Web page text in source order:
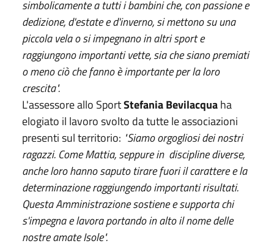
simbolicamente a tutti i bambini che, con passione e
dedizione, d'estate e d'inverno, si mettono su una
piccola vela o si impegnano in altri sport e
raggiungono importanti vette, sia che siano premiati
o meno ciò che fanno è importante per la loro
crescita".
L'assessore allo SportStefania Bevilacquaha
elogiato il lavoro svolto da tutte le associazioni
presenti sul territorio: "Siamo orgogliosi dei nostri
ragazzi. Come Mattia, seppure in discipline diverse,
anche loro hanno saputo tirare fuori il carattere e la
determinazione raggiungendo importanti risultati.
Questa Amministrazione sostiene e supporta chi
s'impegna e lavora portando in alto il nome delle
nostre amate Isole".